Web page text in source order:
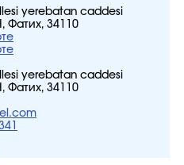
yerebatan caddesi
Фатих, 34110
yerebatan caddesi
Фатих, 34110